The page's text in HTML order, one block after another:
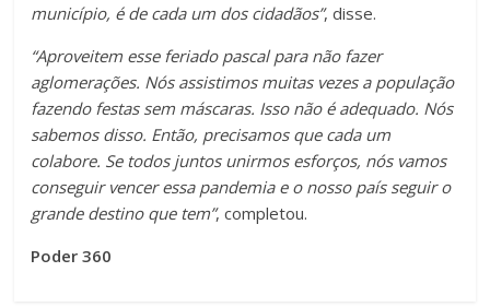
município, é de cada um dos cidadãos”, disse.
“Aproveitem esse feriado pascal para não fazer
aglomerações. Nós assistimos muitas vezes a população
fazendo festas sem máscaras. Isso não é adequado. Nós
sabemos disso. Então, precisamos que cada um
colabore. Se todos juntos unirmos esforços, nós vamos
conseguir vencer essa pandemia e o nosso país seguir o
grande destino que tem”, completou.
Poder 360